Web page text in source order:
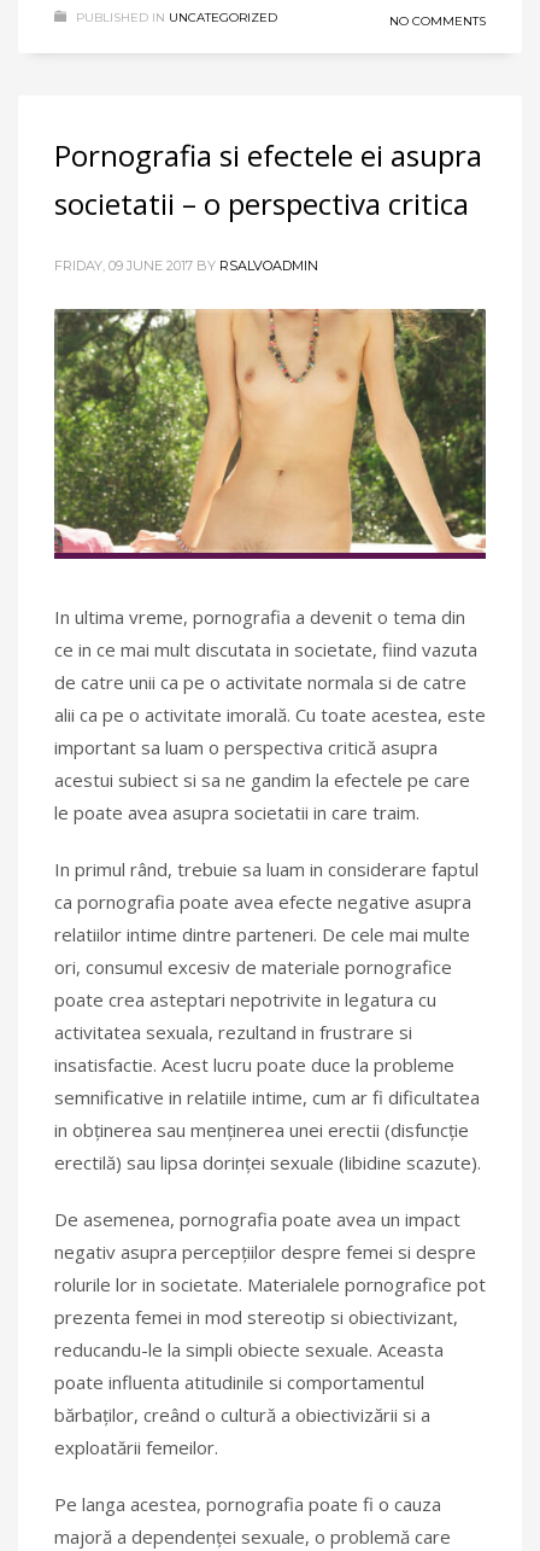
PUBLISHED IN UNCATEGORIZED NO COMMENTS
Pornografia si efectele ei asupra
societatii – o perspectiva critica
FRIDAY, 09 JUNE 2017 BY RSALVOADMIN
In ultima vreme, pornografia a devenit o tema din
ce in ce mai mult discutata in societate, fiind vazuta
de catre unii ca pe o activitate normala si de catre
alii ca pe o activitate imorală. Cu toate acestea, este
important sa luam o perspectiva critică asupra
acestui subiect si sa ne gandim la efectele pe care
le poate avea asupra societatii in care traim.
In primul rând, trebuie sa luam in considerare faptul
ca pornografia poate avea efecte negative asupra
relatiilor intime dintre parteneri. De cele mai multe
ori, consumul excesiv de materiale pornografice
poate crea asteptari nepotrivite in legatura cu
activitatea sexuala, rezultand in frustrare si
insatisfactie. Acest lucru poate duce la probleme
semnificative in relatiile intime, cum ar fi dificultatea
in obținerea sau menținerea unei erectii (disfuncție
erectilă) sau lipsa dorinței sexuale (libidine scazute).
De asemenea, pornografia poate avea un impact
negativ asupra percepțiilor despre femei si despre
rolurile lor in societate. Materialele pornografice pot
prezenta femei in mod stereotip si obiectivizant,
reducandu-le la simpli obiecte sexuale. Aceasta
poate influenta atitudinile si comportamentul
bărbaților, creând o cultură a obiectivizării si a
exploatării femeilor.
Pe langa acestea, pornografia poate fi o cauza
majoră a dependenței sexuale, o problemă care